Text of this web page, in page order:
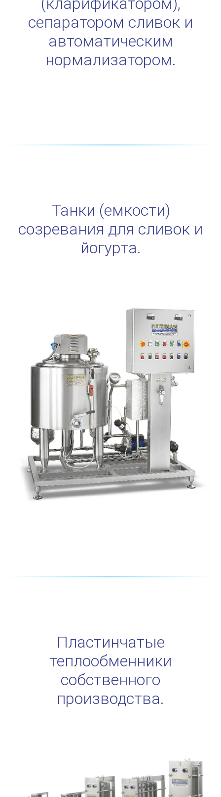
сепаратором сливок и
автоматическим
нормализатором.
Танки (емкости)
созревания для сливок и
йогурта.
Пластинчатые
теплообменники
собственного
производства.